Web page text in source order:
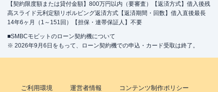
【契約限度額または貸付金額】800万円以内（要審査）【返済方式】借入後残
高スライド元利定額リボルビング返済方式【返済期間・回数】借入直後最長
14年6ヶ月（1～151回）【担保・連帯保証人】不要
■SMBCモビットのローン契約機について
※ 2026年9月6日をもって、ローン契約機での申込・カード受取は終了。
ご利用環境 運営者情報
コンテンツ制作ポリシー